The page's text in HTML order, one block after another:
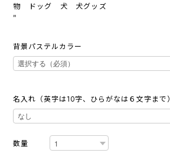
物 ドッグ 犬 犬グッズ
"
背景パステルカラー
名入れ（英字は10字、ひらがなは６文字まで）
数量